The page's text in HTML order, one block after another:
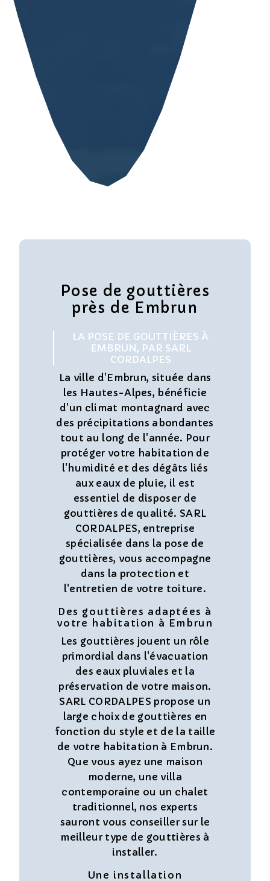
Pose de gouttières
près de Embrun
LA POSE DE GOUTTIÈRES À
EMBRUN, PAR SARL
CORDALPES
La ville d'Embrun, située dans
les Hautes-Alpes, bénéficie
d'un climat montagnard avec
des précipitations abondantes
tout au long de l'année. Pour
protéger votre habitation de
l'humidité et des dégâts liés
aux eaux de pluie, il est
essentiel de disposer de
gouttières de qualité. SARL
CORDALPES, entreprise
spécialisée dans la pose de
gouttières, vous accompagne
dans la protection et
l'entretien de votre toiture.
Des gouttières adaptées à
votre habitation à Embrun
Les gouttières jouent un rôle
primordial dans l'évacuation
des eaux pluviales et la
préservation de votre maison.
SARL CORDALPES propose un
large choix de gouttières en
fonction du style et de la taille
de votre habitation à Embrun.
Que vous ayez une maison
moderne, une villa
contemporaine ou un chalet
traditionnel, nos experts
sauront vous conseiller sur le
meilleur type de gouttières à
installer.
Une installation